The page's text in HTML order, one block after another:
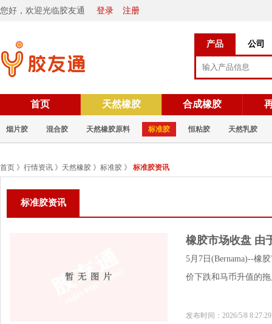
您好，欢迎光临胶友通 登录 注册
产品 公司
首页 天然橡胶 合成橡胶
烟片胶 混合胶 天然橡胶原料 标准胶 恒粘胶 天然乳胶
首页 》 行情资讯 》 天然橡胶 》 标准胶 》 标准胶资讯
标准胶资讯
橡胶市场收盘 由
5月7日(Bernama)--橡
价下跌和马币升值的
发布时间：2026/5/8